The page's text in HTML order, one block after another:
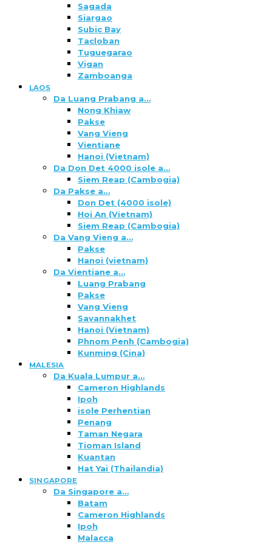
Sagada
Siargao
Subic Bay
Tacloban
Tuguegarao
Vigan
Zamboanga
LAOS
Da Luang Prabang a…
Nong Khiaw
Pakse
Vang Vieng
Vientiane
Hanoi (Vietnam)
Da Don Det 4000 isole a…
Siem Reap (Cambogia)
Da Pakse a…
Don Det (4000 isole)
Hoi An (Vietnam)
Siem Reap (Cambogia)
Da Vang Vieng a…
Pakse
Hanoi (vietnam)
Da Vientiane a…
Luang Prabang
Pakse
Vang Vieng
Savannakhet
Hanoi (Vietnam)
Phnom Penh (Cambogia)
Kunming (Cina)
MALESIA
Da Kuala Lumpur a…
Cameron Highlands
Ipoh
isole Perhentian
Penang
Taman Negara
Tioman Island
Kuantan
Hat Yai (Thailandia)
SINGAPORE
Da Singapore a…
Batam
Cameron Highlands
Ipoh
Malacca